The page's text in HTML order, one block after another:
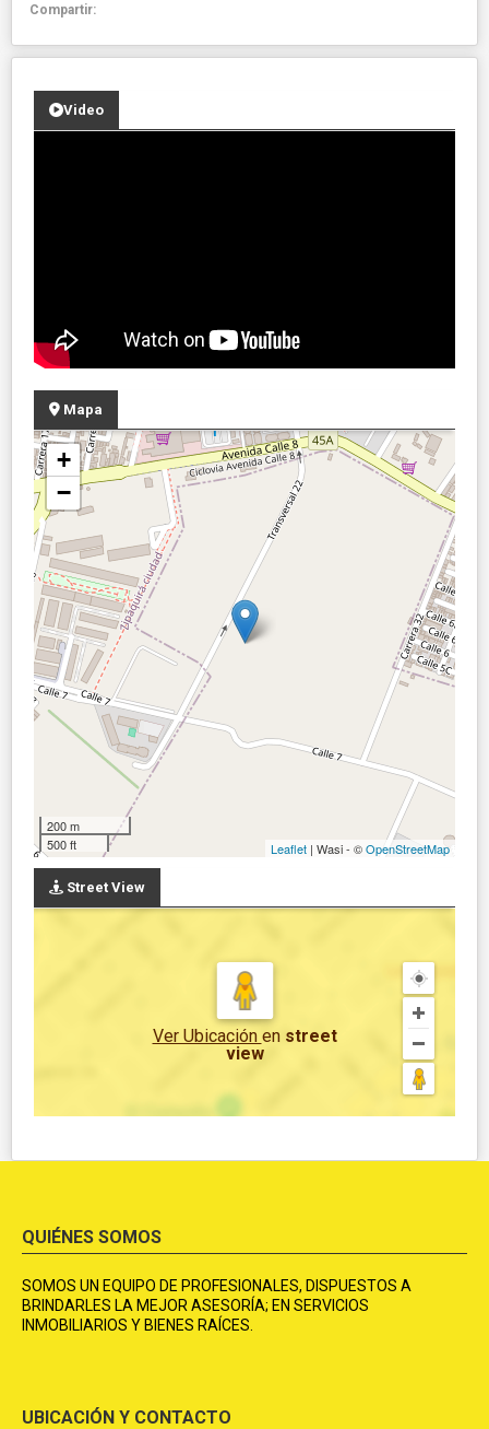
Compartir:
Video
Mapa
+
−
200 m
500 ft
Leaflet | Wasi - ©OpenStreetMap
Street View
Ver Ubicación en street
view
QUIÉNES SOMOS
SOMOS UN EQUIPO DE PROFESIONALES, DISPUESTOS A
BRINDARLES LA MEJOR ASESORÍA; EN SERVICIOS
INMOBILIARIOS Y BIENES RAÍCES.
UBICACIÓN Y CONTACTO